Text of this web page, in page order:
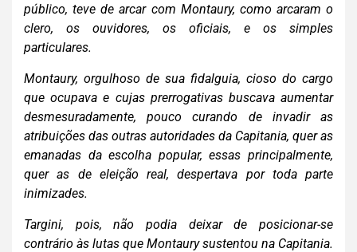
público, teve de arcar com Montaury, como arcaram o
clero, os ouvidores, os oficiais, e os simples
particulares.
Montaury, orgulhoso de sua fidalguia, cioso do cargo
que ocupava e cujas prerrogativas buscava aumentar
desmesuradamente, pouco curando de invadir as
atribuições das outras autoridades da Capitania, quer as
emanadas da escolha popular, essas principalmente,
quer as de eleição real, despertava por toda parte
inimizades.
Targini, pois, não podia deixar de posicionar-se
contrário às lutas que Montaury sustentou na Capitania.